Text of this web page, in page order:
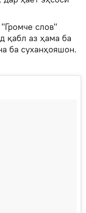
слов"
қабл аз ҳама ба
ба суханҳояшон.